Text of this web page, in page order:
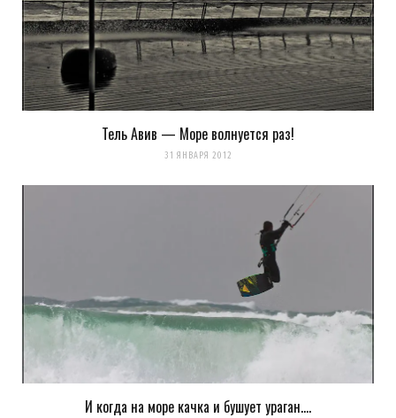
http://botinok.co.il/sites/default/files/images/b3f36d158807d2b
8eff1fafa5dc3aed5_DSC_0053a.jpg
Отсуль:
http://botinok.co.il/node/63674
дааааа… отлично… я вот все штатив выбираю. как
будет, то тоже буду ждать своей молнии…. но
наверняка это будет уже в следующем году :(
Тель Авив — Море волнуется раз!
31 ЯНВАРЯ 2012
И когда на море качка и бушует ураган….